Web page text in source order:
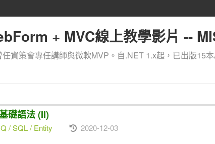
+ MVC線上教學影片 --
資策會專任講師與微軟MVP。自.NET 1.x起，已出版15
礎語法 (II)
/ SQL / Entity 2020-12-03